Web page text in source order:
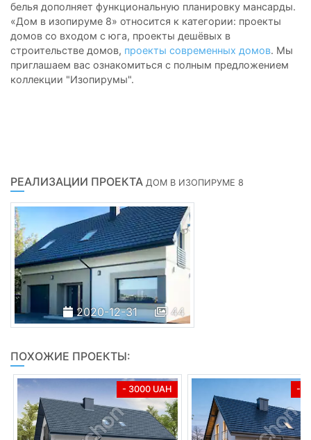
белья дополняет функциональную планировку мансарды.
«Дом в изопируме 8» относится к категории: проекты
домов со входом с юга, проекты дешёвых в
строительстве домов, проекты современных домов. Мы
приглашаем вас ознакомиться с полным предложением
коллекции "Изопирумы".
РЕАЛИЗАЦИИ ПРОЕКТА ДОМ В ИЗОПИРУМЕ 8
2020-12-31 44
ПОХОЖИЕ ПРОЕКТЫ:
- 3000 UAH -